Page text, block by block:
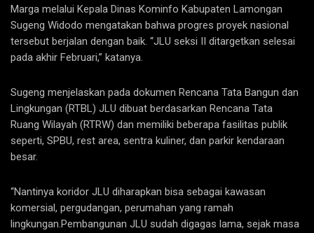
Marga melalui Kepala Dinas Kominfo Kabupaten Lamongan
Sugeng Widodo mengatakan bahwa progres proyek nasional
tersebut berjalan dengan baik. “JLU seksi II ditargetkan selesai
pada akhir Februari,” katanya.
Sugeng menjelaskan pada dokumen Rencana Tata Bangun dan
Lingkungan (RTBL) JLU dibuat berdasarkan Rencana Tata
Ruang Wilayah (RTRW) dan memiliki beberapa fasilitas publik
seperti, SPBU, rest area, sentra kuliner, dan parkir kendaraan
besar.
“Nantinya koridor JLU diharapkan bisa sebagai kawasan
komersial, pergudangan, perumahan yang ramah
lingkungan.Pembangunan JLU sudah digagas lama, sejak masa